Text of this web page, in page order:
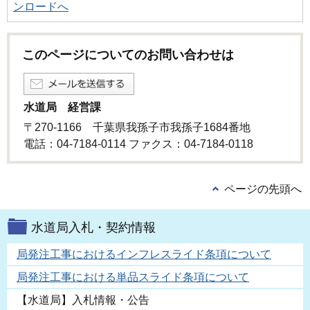
ンロードへ
このページについてのお問い合わせは
水道局 経営課
〒270-1166 千葉県我孫子市我孫子1684番地
電話：04-7184-0114 ファクス：04-7184-0118
ページの先頭へ
水道局入札・契約情報
局発注工事におけるインフレスライド条項について
局発注工事における単品スライド条項について
【水道局】入札情報・公告